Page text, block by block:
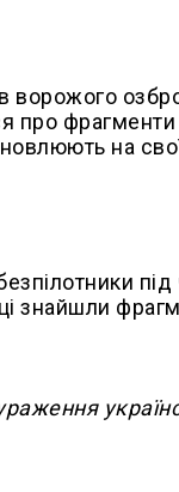
ворожого
про фрагменти
на
під
знайшли